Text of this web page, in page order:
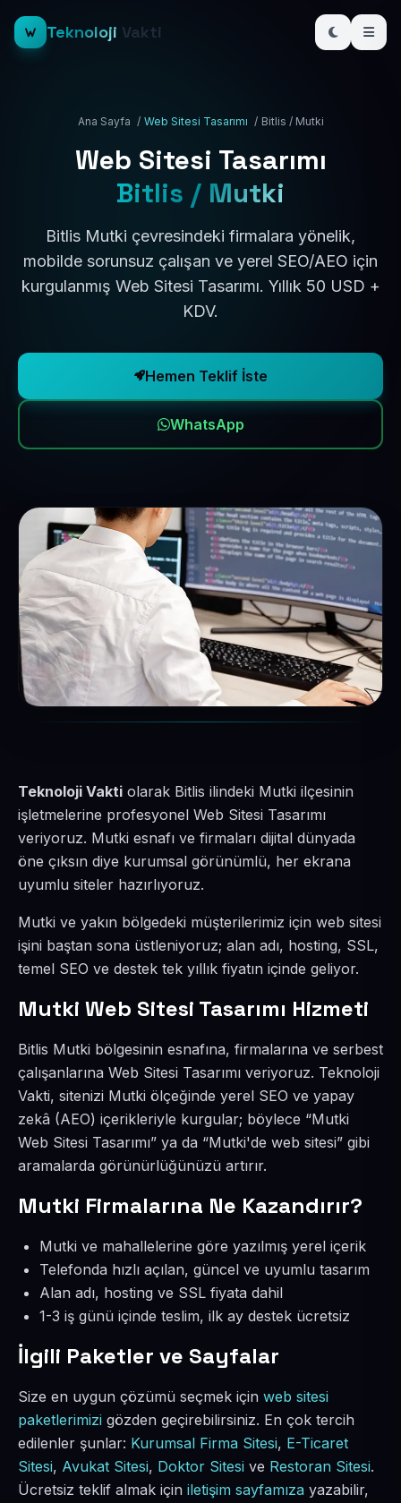
Teknoloji Vakti
Ana Sayfa / Web Sitesi Tasarımı / Bitlis / Mutki
Web Sitesi Tasarımı
Bitlis / Mutki
Bitlis Mutki çevresindeki firmalara yönelik,
mobilde sorunsuz çalışan ve yerel SEO/AEO için
kurgulanmış Web Sitesi Tasarımı. Yıllık 50 USD +
KDV.
Hemen Teklif İste
WhatsApp
Teknoloji Vakti olarak Bitlis ilindeki Mutki ilçesinin
işletmelerine profesyonel Web Sitesi Tasarımı
veriyoruz. Mutki esnafı ve firmaları dijital dünyada
öne çıksın diye kurumsal görünümlü, her ekrana
uyumlu siteler hazırlıyoruz.
Mutki ve yakın bölgedeki müşterilerimiz için web sitesi
işini baştan sona üstleniyoruz; alan adı, hosting, SSL,
temel SEO ve destek tek yıllık fiyatın içinde geliyor.
Mutki Web Sitesi Tasarımı Hizmeti
Bitlis Mutki bölgesinin esnafına, firmalarına ve serbest
çalışanlarına Web Sitesi Tasarımı veriyoruz. Teknoloji
Vakti, sitenizi Mutki ölçeğinde yerel SEO ve yapay
zekâ (AEO) içerikleriyle kurgular; böylece “Mutki
Web Sitesi Tasarımı” ya da “Mutki'de web sitesi” gibi
aramalarda görünürlüğünüzü artırır.
Mutki Firmalarına Ne Kazandırır?
Mutki ve mahallelerine göre yazılmış yerel içerik
Telefonda hızlı açılan, güncel ve uyumlu tasarım
Alan adı, hosting ve SSL fiyata dahil
1-3 iş günü içinde teslim, ilk ay destek ücretsiz
İlgili Paketler ve Sayfalar
Size en uygun çözümü seçmek için web sitesi
paketlerimizi gözden geçirebilirsiniz. En çok tercih
edilenler şunlar: Kurumsal Firma Sitesi, E-Ticaret
Sitesi, Avukat Sitesi, Doktor Sitesi ve Restoran Sitesi.
Ücretsiz teklif almak için iletişim sayfamıza yazabilir,